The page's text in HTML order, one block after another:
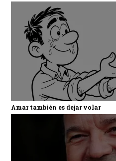
Amar también es dejar volar